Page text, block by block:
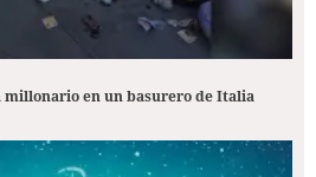
en un basurero de Italia